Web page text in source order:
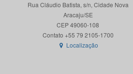
Rua Cláudio Batista, s/n, Cidade Nova
Aracaju/SE
CEP 49060-108
Localização